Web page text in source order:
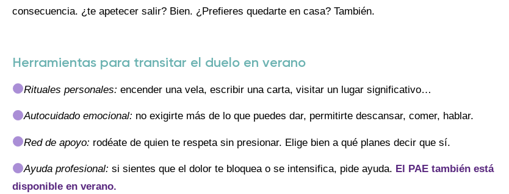
consecuencia. ¿te apetecer salir? Bien. ¿Prefieres quedarte en casa? También.
Herramientas para transitar el duelo en verano
Rituales personales: encender una vela, escribir una carta, visitar un lugar significativo…
Autocuidado emocional: no exigirte más de lo que puedes dar, permitirte descansar, comer, hablar.
Red de apoyo: rodéate de quien te respeta sin presionar. Elige bien a qué planes decir que sí.
Ayuda profesional: si sientes que el dolor te bloquea o se intensifica, pide ayuda. El PAE también está
disponible en verano.